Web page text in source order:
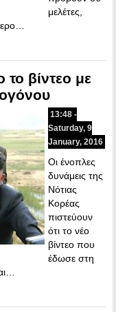
μελέτες,
το βίντεο με
13:48 -
Saturday, 9
January, 2016
Οι ένοπλες
δυνάμεις της
Νότιας
Κορέας
πιστεύουν
ότι το νέο
βίντεο που
έδωσε στη